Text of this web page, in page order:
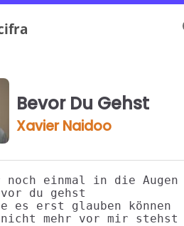
Bevor Du Gehst
Xavier Naidoo
noch einmal in die Augen
du gehst
es erst glauben können
nicht mehr vor mir stehst